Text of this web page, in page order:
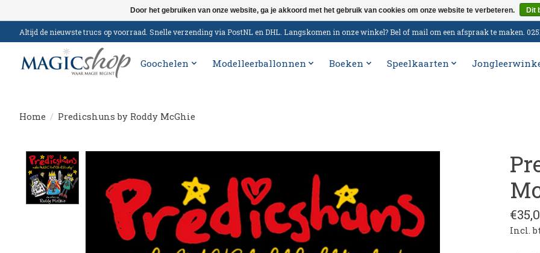
Altijd de nieuwste trucs op voorraad. Snelle verzending via PostNL en DHL. Langskomen in onze winkel? Bel of mail om een afspraak te maken.
Goochelen Modelleerballonnen Boeken Speelkaarten
Home / Predicshuns by Roddy McGhie
Incl.
Door het gebruiken van onze website, ga je akkoord met het gebruik van cookies om onze website te verbeteren. Dit